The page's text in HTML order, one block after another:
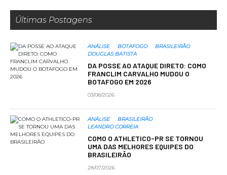
Últimas Postagens
ANÁLISE BOTAFOGO
BRASILEIRÃO
DOUGLAS BATISTA
DA POSSE AO ATAQUE DIRETO: COMO
FRANCLIM CARVALHO MUDOU O
BOTAFOGO EM 2026
03/08/2026
ANÁLISE
BRASILEIRÃO
LEANDRO CORREIA
COMO O ATHLETICO-PR SE TORNOU
UMA DAS MELHORES EQUIPES DO
BRASILEIRÃO
28/07/2026